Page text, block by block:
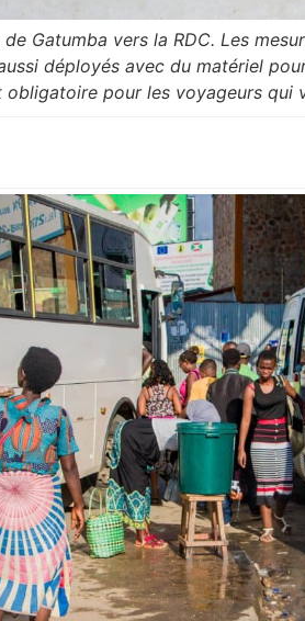
Gatumba vers la RDC. Les
déployés avec du matériel
obligatoire pour les voyageurs qui